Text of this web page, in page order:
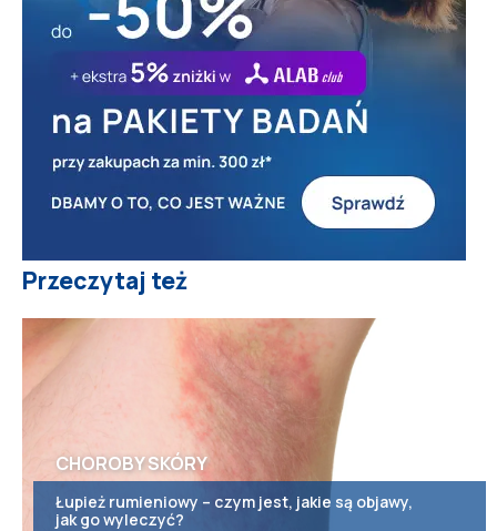
Przeczytaj też
CHOROBY SKÓRY
Łupież rumieniowy – czym jest, jakie są objawy,
jak go wyleczyć?